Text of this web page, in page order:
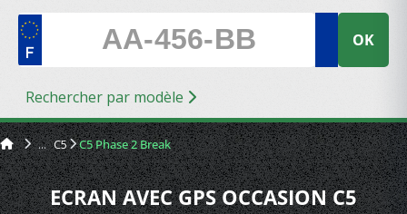
OK
Rechercher par modèle
C5 C5 Phase 2 Break
ECRAN AVEC GPS OCCASION C5